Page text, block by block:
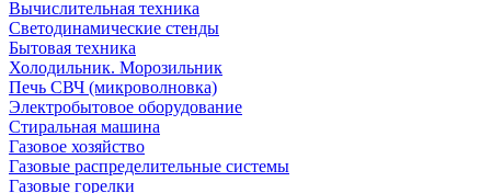
Вычислительная техника
Светодинамические стенды
Бытовая техника
Холодильник. Морозильник
Печь СВЧ (микроволновка)
Электробытовое оборудование
Стиральная машина
Газовое хозяйство
Газовые распределительные системы
Газовые горелки